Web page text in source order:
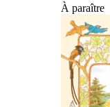
À paraître